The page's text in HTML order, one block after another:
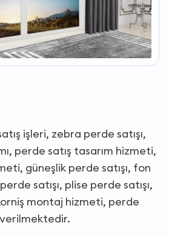
işleri, zebra perde satışı,
perde satış tasarım hizmeti,
güneşlik perde satışı, fon
satışı, plise perde satışı,
montaj hizmeti, perde